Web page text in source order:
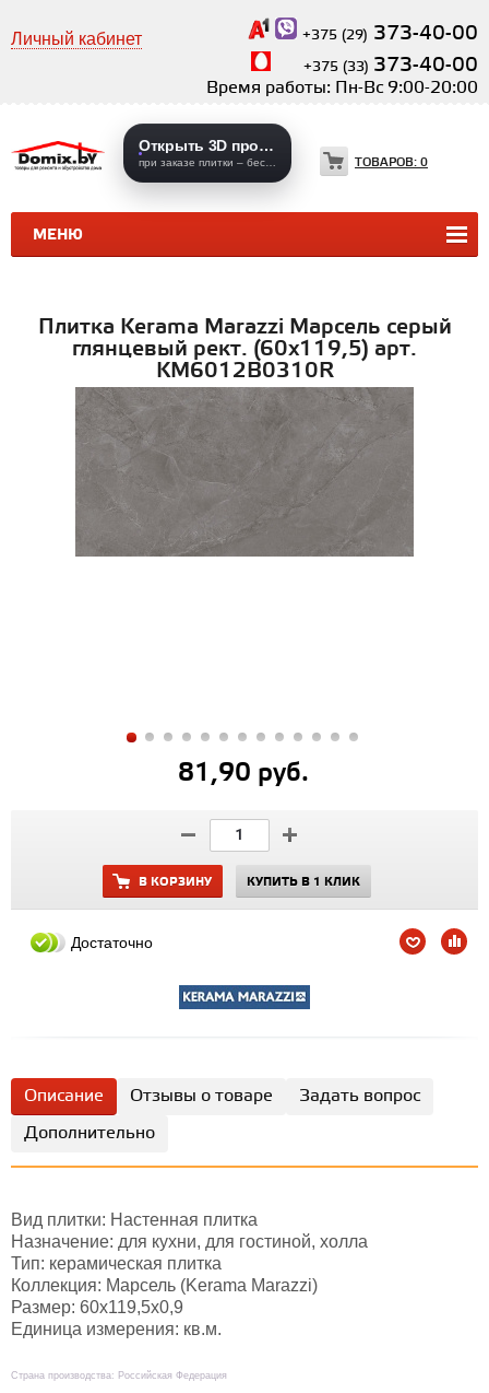
Личный кабинет +375 (29) 373-40-00
+375 (33) 373-40-00
Время работы: Пн-Вс 9:00-20:00
МЕНЮ
Открыть 3D проекты
ТОВАРОВ: 0
КЕРАМИЧЕСКАЯ ПЛИТКА
Плитка Kerama Marazzi Марсель серый
глянцевый рект. (60х119,5) арт.
KM6012B0310R
81,90 руб.
В КОРЗИНУ КУПИТЬ В 1 КЛИК
Достаточно
Описание Отзывы о товаре
Задать вопрос
Дополнительно
Вид плитки: Настенная плитка
Назначение: для кухни, для гостиной, холла
Тип: керамическая плитка
Коллекция: Марсель (Kerama Marazzi)
Размер: 60х119,5х0,9
Единица измерения: кв.м.
Страна производства: Российская Федерация